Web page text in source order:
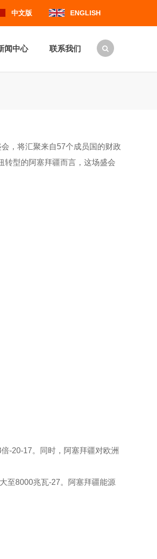
中文版 ENGLISH
闻中心 联系我们
，将汇聚来自57个成员国的财政
转型的阿塞拜疆而言，这场盛会
-20-17。同时，阿塞拜疆对欧洲
至8000兆瓦-27。阿塞拜疆能源